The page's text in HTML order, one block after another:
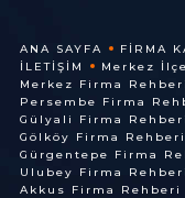
ANA SAYFA FIRMA
İLETIŞIM
Merkez
Merkez Firma Rehberi
Persembe Firma
Gülyali Firma Rehberi
Gölköy Firma Rehberi
Gürgentepe Firma
Ulubey Firma Rehberi
Akkus Firma Rehberi